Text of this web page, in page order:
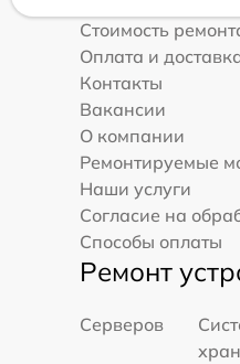
Стоимость
Оплата и
Контакты
Вакансии
О компании
Ремонтируемые
Наши услуги
Согласие на
Способы оплаты
Ремонт
Серверов